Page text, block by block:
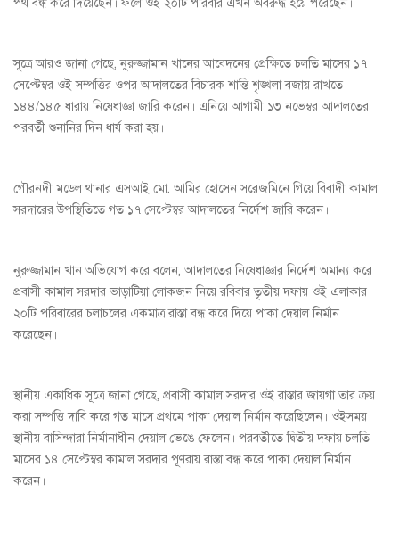
পথ বন্ধ করে দিয়েছেন। ফলে ওই ২০টি পরিবার এখন অবরুদ্ধ হয়ে পরেছেন।
সূত্রে আরও জানা গেছে, নুরুজ্জামান খানের আবেদনের প্রেক্ষিতে চলতি মাসের ১৭
সেপ্টেম্বর ওই সম্পত্তির ওপর আদালতের বিচারক শান্তি শৃঙ্খলা বজায় রাখতে
১৪৪/১৪৫ ধারায় নিষেধাজ্ঞা জারি করেন। এনিয়ে আগামী ১৩ নভেম্বর আদালতের
পরবর্তী শুনানির দিন ধার্য করা হয়।
গৌরনদী মডেল থানার এসআই মো. আমির হোসেন সরেজমিনে গিয়ে বিবাদী কামাল
সরদারের উপস্থিতিতে গত ১৭ সেপ্টেম্বর আদালতের নির্দেশ জারি করেন।
নুরুজ্জামান খান অভিযোগ করে বলেন, আদালতের নিষেধাজ্ঞার নির্দেশ অমান্য করে
প্রবাসী কামাল সরদার ভাড়াটিয়া লোকজন নিয়ে রবিবার তৃতীয় দফায় ওই এলাকার
২০টি পরিবারের চলাচলের একমাত্র রাস্তা বন্ধ করে দিয়ে পাকা দেয়াল নির্মান
করেছেন।
স্থানীয় একাধিক সূত্রে জানা গেছে, প্রবাসী কামাল সরদার ওই রাস্তার জায়গা তার ক্রয়
করা সম্পত্তি দাবি করে গত মাসে প্রথমে পাকা দেয়াল নির্মান করেছিলেন। ওইসময়
স্থানীয় বাসিন্দারা নির্মানাধীন দেয়াল ভেঙে ফেলেন। পরবর্তীতে দ্বিতীয় দফায় চলতি
মাসের ১৪ সেপ্টেম্বর কামাল সরদার পূণরায় রাস্তা বন্ধ করে পাকা দেয়াল নির্মান
করেন।